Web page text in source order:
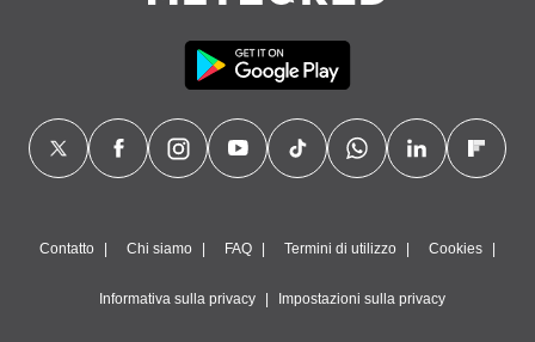
Contatto Chi siamo FAQ Termini di utilizzo Cookies
Informativa sulla privacy Impostazioni sulla privacy